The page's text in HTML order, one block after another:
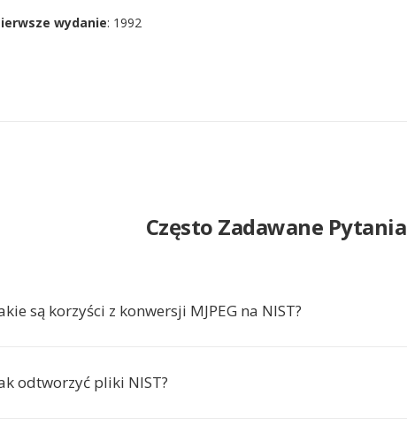
wydanie: 1992
Często Zadawane Pytania
są korzyści z konwersji MJPEG na NIST?
odtworzyć pliki NIST?